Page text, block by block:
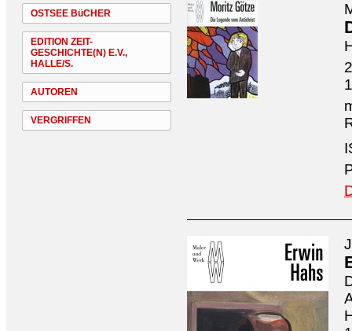
OSTSEE BüCHER
EDITION ZEIT-
GESCHICHTE(N) E.V.,
HALLE/S.
AUTOREN
VERGRIFFEN